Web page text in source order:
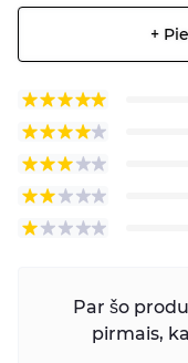
+
Par šo
pirmais,